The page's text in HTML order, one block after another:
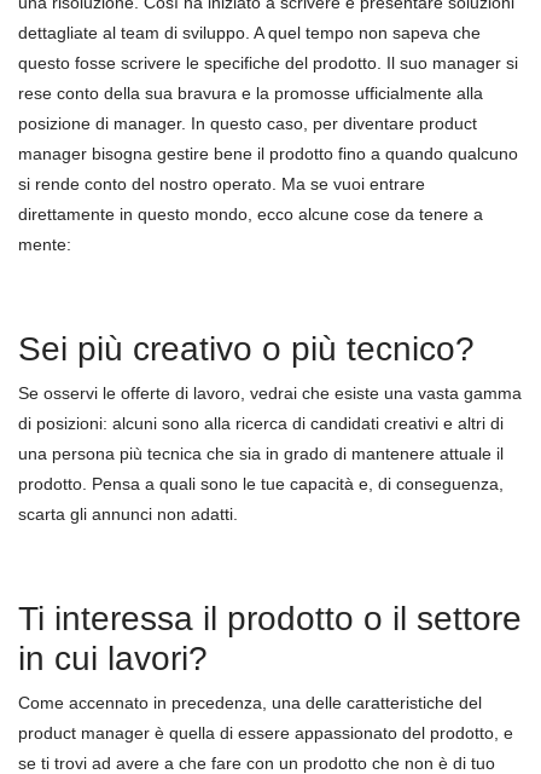
dettagliate al team di sviluppo. A quel tempo non sapeva che
questo fosse scrivere le specifiche del prodotto. Il suo manager si
rese conto della sua bravura e la promosse ufficialmente alla
posizione di manager. In questo caso, per diventare product
manager bisogna gestire bene il prodotto fino a quando qualcuno
si rende conto del nostro operato. Ma se vuoi entrare
direttamente in questo mondo, ecco alcune cose da tenere a
mente:
Sei più creativo o più tecnico?
Se osservi le offerte di lavoro, vedrai che esiste una vasta gamma
di posizioni: alcuni sono alla ricerca di candidati creativi e altri di
una persona più tecnica che sia in grado di mantenere attuale il
prodotto. Pensa a quali sono le tue capacità e, di conseguenza,
scarta gli annunci non adatti.
Ti interessa il prodotto o il settore
in cui lavori?
Come accennato in precedenza, una delle caratteristiche del
product manager è quella di essere appassionato del prodotto, e
se ti trovi ad avere a che fare con un prodotto che non è di tuo